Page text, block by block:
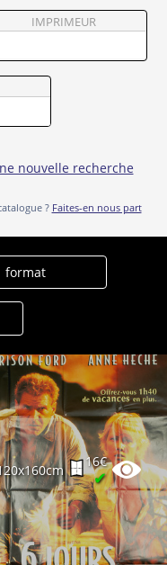
IMPRIMEUR
nouvelle recherche
? Faites-en nous part
16€
✔